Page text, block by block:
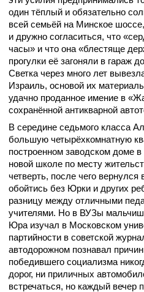
один тёплый и обязательно
всей семьёй на Минское
и дружно согласиться, что
часы» и что она «блестяще
прогулки её загоняли в гараж
Светка через много лет
Израиль, основой их
удачно проданное имение в
сохранённой антикварной
В середине седьмого класса
большую четырёхкомнатную
построенном заводском доме
новой школе по месту
четверть, после чего
обойтись без Юрки и других
разницу между отличными
учителями. Но в ВУЗы
Юра изучал в Московском
партийности в советской
автодорожном познавал
победившего социализма
дорог, ни приличных
встречаться, но каждый вечер